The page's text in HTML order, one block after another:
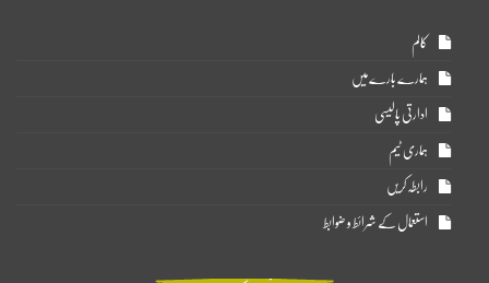
کالم
ہمارے بارے میں
ادارتی پالیسی
ہماری ٹیم
رابطہ کریں
استعمال کے شرائط و ضوابط